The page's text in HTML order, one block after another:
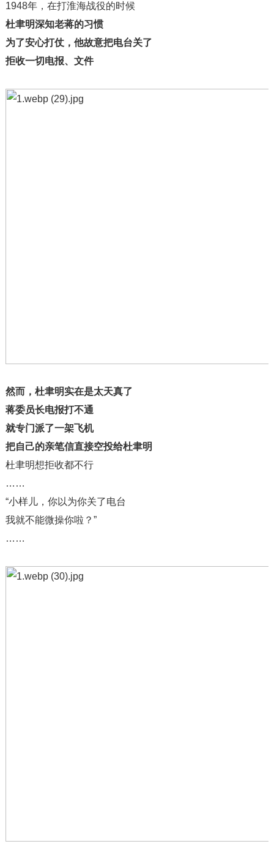
1948年，在打淮海战役的时候
杜聿明深知老蒋的习惯
为了安心打仗，他故意把电台关了
拒收一切电报、文件
然而，杜聿明实在是太天真了
蒋委员长电报打不通
就专门派了一架飞机
把自己的亲笔信直接空投给杜聿明
杜聿明想拒收都不行
……
“小样儿，你以为你关了电台
我就不能微操你啦？”
……